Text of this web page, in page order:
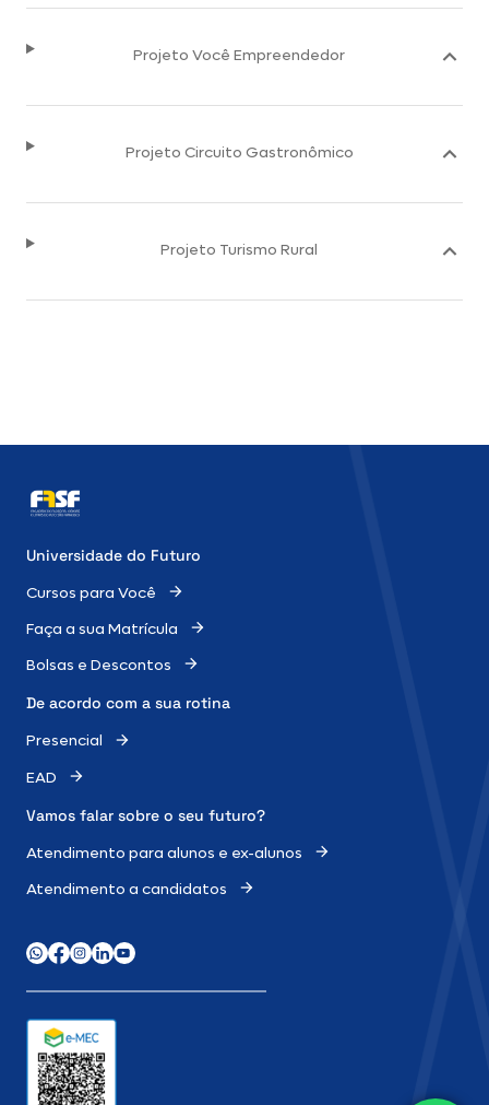
Projeto Você Empreendedor
Projeto Circuito Gastronômico
Projeto Turismo Rural
Universidade do Futuro
Cursos para Você
Faça a sua Matrícula
Bolsas e Descontos
De acordo com a sua rotina
Presencial
EAD
Vamos falar sobre o seu futuro?
Atendimento para alunos e ex-alunos
Atendimento a candidatos
WhatsApp
Facebook
Instagram
LinkedInYoutube